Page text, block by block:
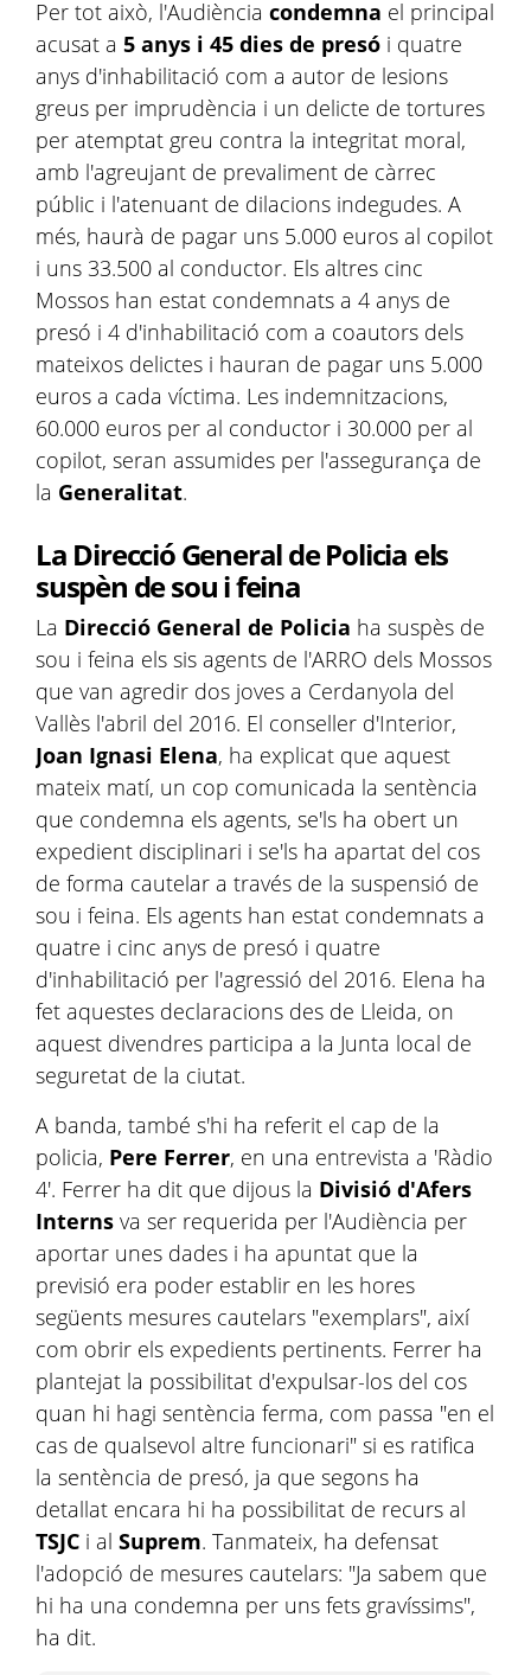
Per tot això, l'Audiència condemna el principal
acusat a 5 anys i 45 dies de presó i quatre
anys d'inhabilitació com a autor de lesions
greus per imprudència i un delicte de tortures
per atemptat greu contra la integritat moral,
amb l'agreujant de prevaliment de càrrec
públic i l'atenuant de dilacions indegudes. A
més, haurà de pagar uns 5.000 euros al copilot
i uns 33.500 al conductor. Els altres cinc
Mossos han estat condemnats a 4 anys de
presó i 4 d'inhabilitació com a coautors dels
mateixos delictes i hauran de pagar uns 5.000
euros a cada víctima. Les indemnitzacions,
60.000 euros per al conductor i 30.000 per al
copilot, seran assumides per l'assegurança de
la Generalitat.
La Direcció General de Policia els
suspèn de sou i feina
La Direcció General de Policia ha suspès de
sou i feina els sis agents de l'ARRO dels Mossos
que van agredir dos joves a Cerdanyola del
Vallès l'abril del 2016. El conseller d'Interior,
Joan Ignasi Elena, ha explicat que aquest
mateix matí, un cop comunicada la sentència
que condemna els agents, se'ls ha obert un
expedient disciplinari i se'ls ha apartat del cos
de forma cautelar a través de la suspensió de
sou i feina. Els agents han estat condemnats a
quatre i cinc anys de presó i quatre
d'inhabilitació per l'agressió del 2016. Elena ha
fet aquestes declaracions des de Lleida, on
aquest divendres participa a la Junta local de
seguretat de la ciutat.
A banda, també s'hi ha referit el cap de la
policia, Pere Ferrer, en una entrevista a 'Ràdio
4'. Ferrer ha dit que dijous la Divisió d'Afers
Interns va ser requerida per l'Audiència per
aportar unes dades i ha apuntat que la
previsió era poder establir en les hores
següents mesures cautelars "exemplars", així
com obrir els expedients pertinents. Ferrer ha
plantejat la possibilitat d'expulsar-los del cos
quan hi hagi sentència ferma, com passa "en el
cas de qualsevol altre funcionari" si es ratifica
la sentència de presó, ja que segons ha
detallat encara hi ha possibilitat de recurs al
TSJC i al Suprem. Tanmateix, ha defensat
l'adopció de mesures cautelars: "Ja sabem que
hi ha una condemna per uns fets gravíssims",
ha dit.